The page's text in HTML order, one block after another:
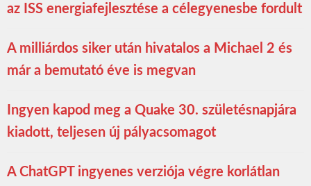
az ISS energiafejlesztése a célegyenesbe fordult
A milliárdos siker után hivatalos a Michael 2 és
már a bemutató éve is megvan
Ingyen kapod meg a Quake 30. születésnapjára
kiadott, teljesen új pályacsomagot
A ChatGPT ingyenes verziója végre korlátlan